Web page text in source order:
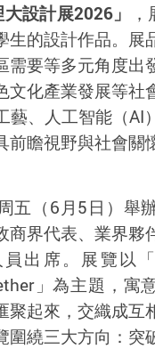
大設計展2026 」
的設計作品。展
需要等多元角度出
文化產業發展等社
藝、人工智能（AI
前瞻視野與社會關
五（6月5日）舉
商界代表、業界夥
出席。展覽以「
」為主題，寓
聚起來，交織成互
圍繞三大方向：突